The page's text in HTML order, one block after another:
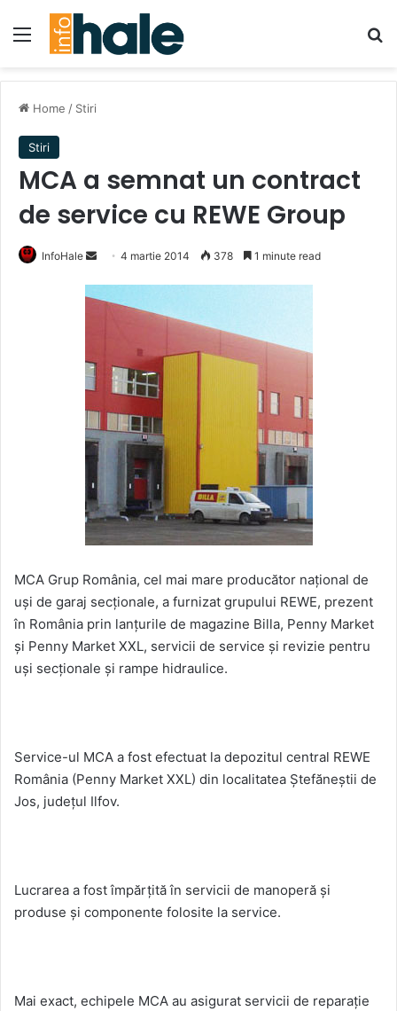
Menu
Home / Stiri
Stiri
MCA a semnat un contract
de service cu REWE Group
InfoHale
Send
email
4 martie 2014 378 1 minute read
MCA Grup România, cel mai mare producător naţional de
uşi de garaj secţionale, a furnizat grupului REWE, prezent
în România prin lanţurile de magazine Billa, Penny Market
şi Penny Market XXL, servicii de service şi revizie pentru
uşi secţionale şi rampe hidraulice.
Service-ul MCA a fost efectuat la depozitul central REWE
România (Penny Market XXL) din localitatea Ştefăneştii de
Jos, judeţul Ilfov.
Lucrarea a fost împărţită în servicii de manoperă şi
produse şi componente folosite la service.
Mai exact, echipele MCA au asigurat servicii de reparaţie